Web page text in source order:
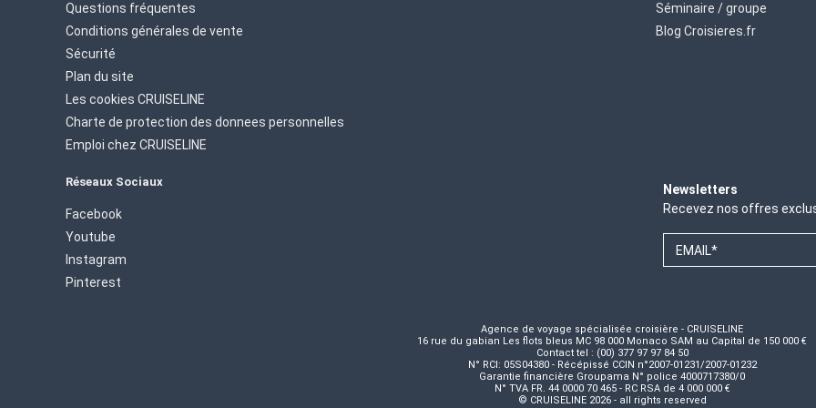
Questions fréquentes
Conditions générales de vente
Sécurité
Plan du site
Les cookies CRUISELINE
Charte de protection des donnees personnelles
Emploi chez CRUISELINE
Séminaire / groupe
Blog Croisieres.fr
Réseaux Sociaux
Facebook
Youtube
Instagram
Pinterest
Newsletters
Recevez nos offres
EMAIL*
Agence de voyage spécialisée croisière - CRUISELINE
16 rue du gabian Les flots bleus MC 98 000 Monaco SAM au Capital de 150 000 €
Contact tel : (00) 377 97 97 84 50
N° RCI: 05S04380 - Récépissé CCIN n°2007-01231/2007-01232
Garantie financière Groupama N° police 4000717380/0
N° TVA FR. 44 0000 70 465 - RC RSA de 4 000 000 €
© CRUISELINE 2026 - all rights reserved